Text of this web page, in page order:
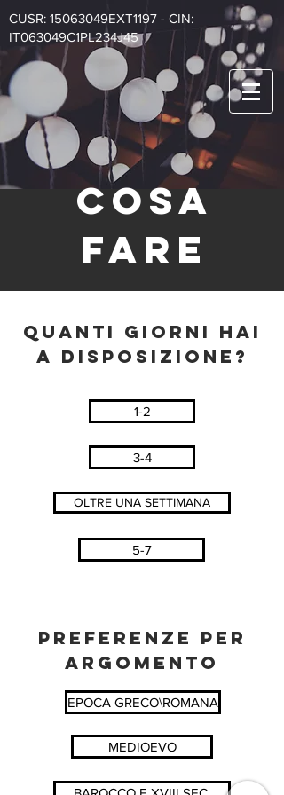
CUSR: 15063049EXT1197 - CIN:
IT063049C1PL234J45
COSA
FARE
QUANTI GIORNI HAI
A DISPOSIZIONE?
1-2
3-4
OLTRE UNA SETTIMANA
5-7
PREFERENZE PER
ARGOMENTO
EPOCA GRECO\ROMANA
MEDIOEVO